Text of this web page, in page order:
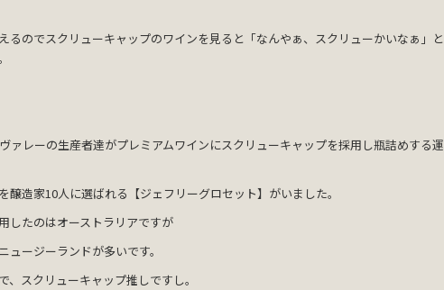
るのでスクリューキャップのワインを見ると「なんやぁ、スクリューかいなぁ」と
ァレーの生産者達がプレミアムワインにスクリューキャップを採用し瓶詰めする運
醸造家10人に選ばれる【ジェフリーグロセット】がいました。
したのはオーストラリアですが
ージーランドが多いです。
スクリューキャップ推しですし。